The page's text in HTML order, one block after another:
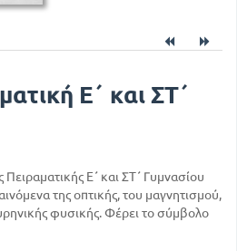
Ε΄ και ΣΤ΄
Πειραματικής Ε΄ και ΣΤ΄ Γυμνασίου
της οπτικής, του μαγνητισμού,
φυσικής. Φέρει το σύμβολο